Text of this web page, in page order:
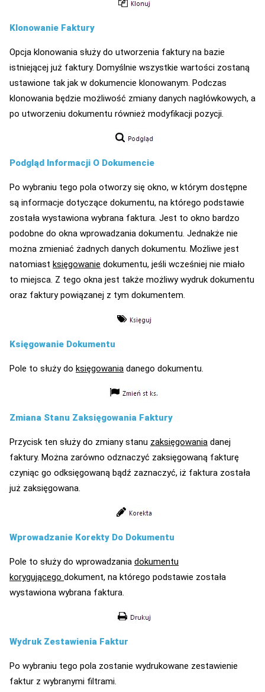
Klonowanie Faktury
Opcja klonowania służy do utworzenia faktury na bazie
istniejącej już faktury. Domyślnie wszystkie wartości zostaną
ustawione tak jak w dokumencie klonowanym. Podczas
klonowania będzie możliwość zmiany danych nagłówkowych, a
po utworzeniu dokumentu również modyfikacji pozycji.
Podgląd Informacji O Dokumencie
Po wybraniu tego pola otworzy się okno, w którym dostępne
są informacje dotyczące dokumentu, na którego podstawie
została wystawiona wybrana faktura. Jest to okno bardzo
podobne do okna wprowadzania dokumentu. Jednakże nie
można zmieniać żadnych danych dokumentu. Możliwe jest
natomiast księgowanie dokumentu, jeśli wcześniej nie miało
to miejsca. Z tego okna jest także możliwy wydruk dokumentu
oraz faktury powiązanej z tym dokumentem.
Księgowanie Dokumentu
Pole to służy do księgowania danego dokumentu.
Zmiana Stanu Zaksięgowania Faktury
Przycisk ten służy do zmiany stanu zaksięgowania danej
faktury. Można zarówno odznaczyć zaksięgowaną fakturę
czyniąc go odksięgowaną bądź zaznaczyć, iż faktura została
już zaksięgowana.
Wprowadzanie Korekty Do Dokumentu
Pole to służy do wprowadzania dokumentu
korygującego dokument, na którego podstawie została
wystawiona wybrana faktura.
Wydruk Zestawienia Faktur
Po wybraniu tego pola zostanie wydrukowane zestawienie
faktur z wybranymi filtrami.